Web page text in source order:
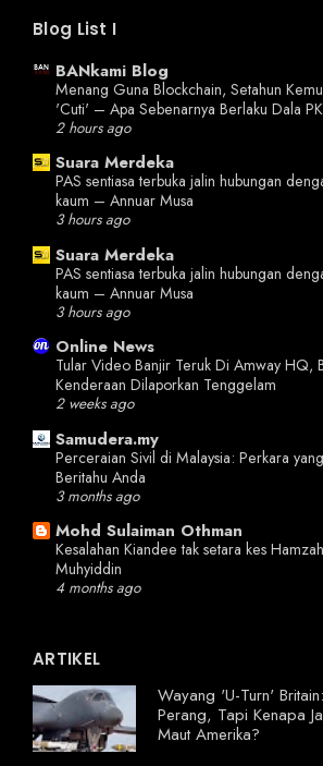
Blog List I
BANkami Blog
Menang Guna Blockchain, Setahun
'Cuti' – Apa Sebenarnya Berlaku Dala
2 hours ago
Suara Merdeka
PAS sentiasa terbuka jalin hubungan
kaum – Annuar Musa
3 hours ago
Suara Merdeka
PAS sentiasa terbuka jalin hubungan
kaum – Annuar Musa
3 hours ago
Online News
Tular Video Banjir Teruk Di Amway HQ,
Kenderaan Dilaporkan Tenggelam
2 weeks ago
Samudera.my
Perceraian Sivil di Malaysia: Perkara
Beritahu Anda
3 months ago
Mohd Sulaiman Othman
Kesalahan Kiandee tak setara kes
Muhyiddin
4 months ago
ARTIKEL
Wayang 'U-Turn'
Perang, Tapi Kenapa
Maut Amerika?